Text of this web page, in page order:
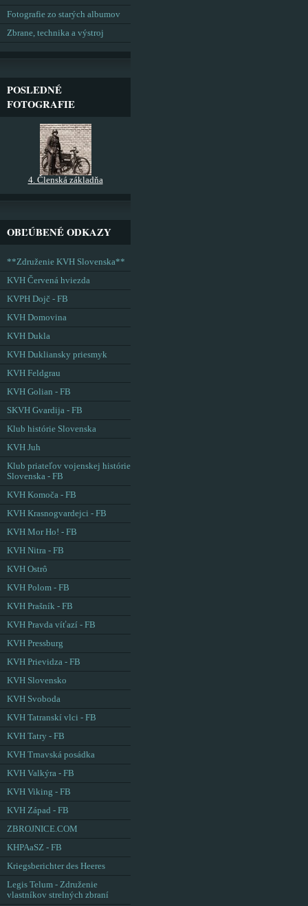
Fotografie zo starých albumov
Zbrane, technika a výstroj
POSLEDNÉ
FOTOGRAFIE
4. Členská základňa
OBĽÚBENÉ ODKAZY
**Združenie KVH Slovenska**
KVH Červená hviezda
KVPH Dojč - FB
KVH Domovina
KVH Dukla
KVH Dukliansky priesmyk
KVH Feldgrau
KVH Golian - FB
SKVH Gvardija - FB
Klub histórie Slovenska
KVH Juh
Klub priateľov vojenskej histórie
Slovenska - FB
KVH Komoča - FB
KVH Krasnogvardejci - FB
KVH Mor Ho! - FB
KVH Nitra - FB
KVH Ostrô
KVH Polom - FB
KVH Prašník - FB
KVH Pravda víťazí - FB
KVH Pressburg
KVH Prievidza - FB
KVH Slovensko
KVH Svoboda
KVH Tatranskí vlci - FB
KVH Tatry - FB
KVH Trnavská posádka
KVH Valkýra - FB
KVH Viking - FB
KVH Západ - FB
ZBROJNICE.COM
KHPAaSZ - FB
Kriegsberichter des Heeres
Legis Telum - Združenie
vlastníkov strelných zbraní